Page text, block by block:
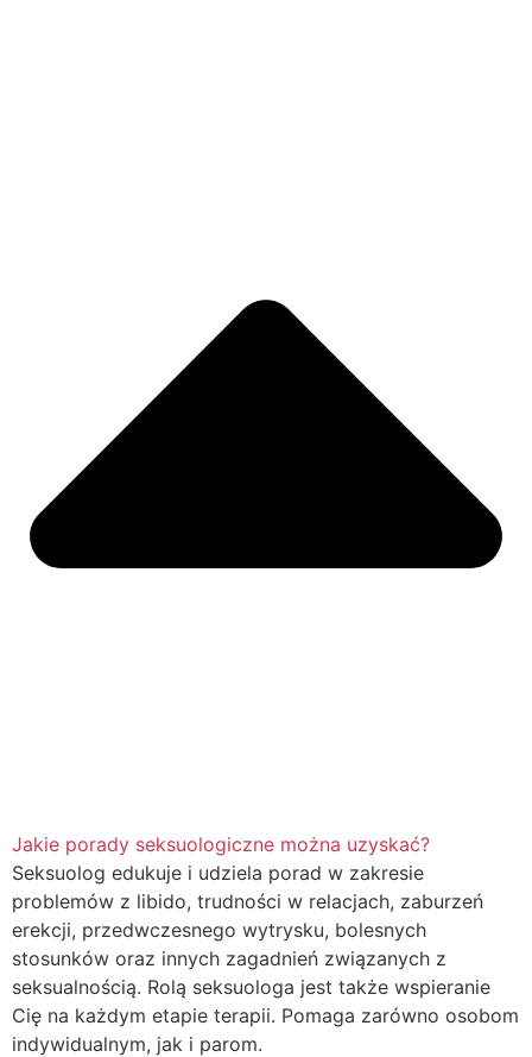
Jakie porady seksuologiczne można uzyskać?
Seksuolog edukuje i udziela porad w zakresie
problemów z libido, trudności w relacjach, zaburzeń
erekcji, przedwczesnego wytrysku, bolesnych
stosunków oraz innych zagadnień związanych z
seksualnością. Rolą seksuologa jest także wspieranie
Cię na każdym etapie terapii. Pomaga zarówno osobom
indywidualnym, jak i parom.